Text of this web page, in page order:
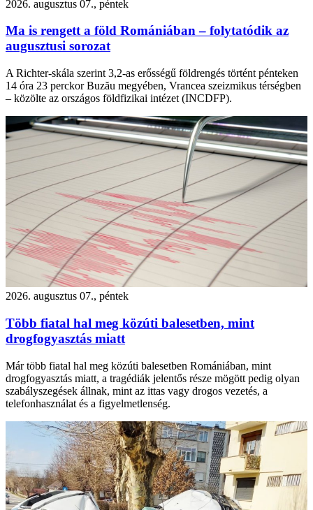
2026. augusztus 07., péntek
Ma is rengett a föld Romániában – folytatódik az
augusztusi sorozat
A Richter-skála szerint 3,2-as erősségű földrengés történt pénteken
14 óra 23 perckor Buzău megyében, Vrancea szeizmikus térségben
– közölte az országos földfizikai intézet (INCDFP).
2026. augusztus 07., péntek
Több fiatal hal meg közúti balesetben, mint
drogfogyasztás miatt
Már több fiatal hal meg közúti balesetben Romániában, mint
drogfogyasztás miatt, a tragédiák jelentős része mögött pedig olyan
szabályszegések állnak, mint az ittas vagy drogos vezetés, a
telefonhasználat és a figyelmetlenség.